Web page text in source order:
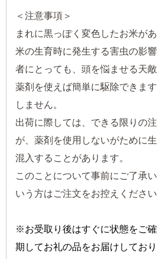
＜注意事項＞
まれに黒っぽく変色したお米が
米の生育時に発生する害虫の影
者にとっても、頭を悩ませる天敵
薬剤を使えば簡単に駆除できま
しません。
出荷に際しては、できる限りの
が、薬剤を使用しないがために
混入することがあります。
このことについて事前にご了承
いう方はご注文をお控えください
※お受取り後はすぐに状態をご
期してお礼の品をお届けしてお